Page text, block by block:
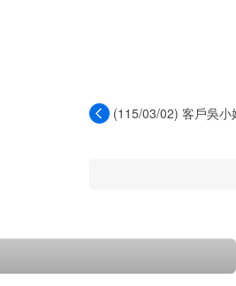
(115/03/02) 客戶吳